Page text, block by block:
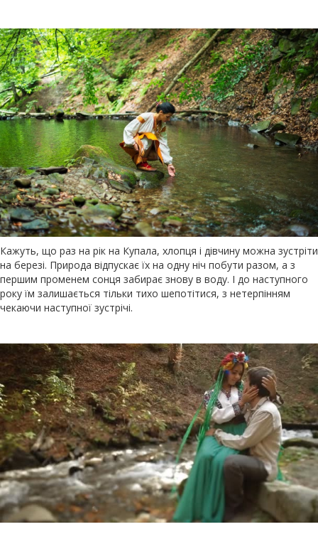
Кажуть, що раз на рік на Купала, хлопця і дівчину можна зустріти
на березі. Природа відпускає їх на одну ніч побути разом, а з
першим променем сонця забирає знову в воду. І до наступного
року їм залишається тільки тихо шепотітися, з нетерпінням
чекаючи наступної зустрічі.